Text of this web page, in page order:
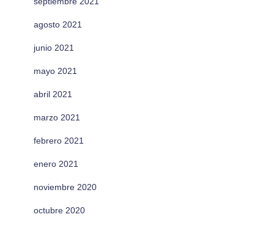
agosto 2021
junio 2021
mayo 2021
abril 2021
marzo 2021
febrero 2021
enero 2021
noviembre 2020
octubre 2020